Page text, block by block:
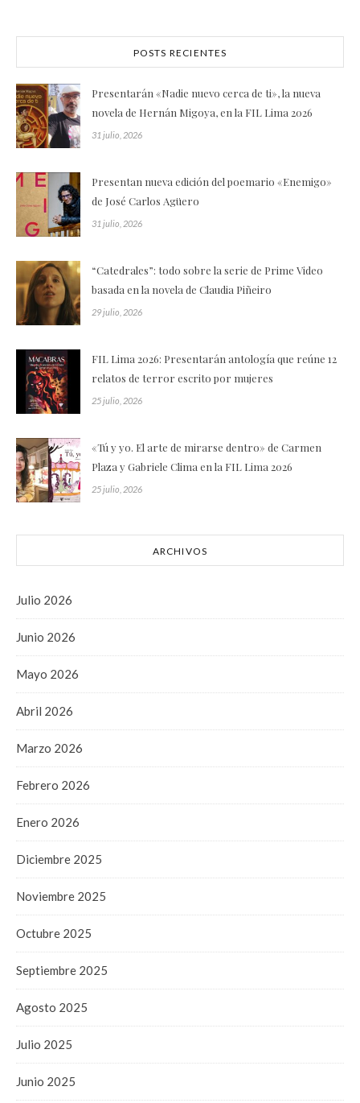
POSTS RECIENTES
Presentarán «Nadie nuevo cerca de ti», la nueva
novela de Hernán Migoya, en la FIL Lima 2026
31 julio, 2026
Presentan nueva edición del poemario «Enemigo»
de José Carlos Agüero
31 julio, 2026
“Catedrales”: todo sobre la serie de Prime Video
basada en la novela de Claudia Piñeiro
29 julio, 2026
FIL Lima 2026: Presentarán antología que reúne 12
relatos de terror escrito por mujeres
25 julio, 2026
«Tú y yo. El arte de mirarse dentro» de Carmen
Plaza y Gabriele Clima en la FIL Lima 2026
25 julio, 2026
ARCHIVOS
Julio 2026
Junio 2026
Mayo 2026
Abril 2026
Marzo 2026
Febrero 2026
Enero 2026
Diciembre 2025
Noviembre 2025
Octubre 2025
Septiembre 2025
Agosto 2025
Julio 2025
Junio 2025